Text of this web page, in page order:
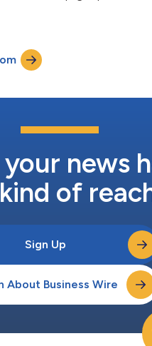
EU, fornendo un solida garanzia e
strategie di energia
concessa dal...
news
of
Sign Up
About Business Wire